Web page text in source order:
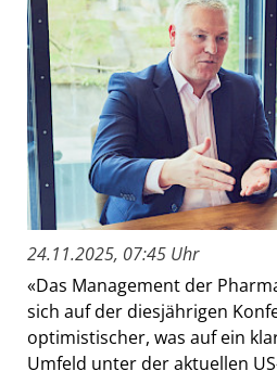
24.11.2025, 07:45 Uhr
«Das Management der
sich auf der diesjährigen
optimistischer, was auf ein
Umfeld unter der aktuellen